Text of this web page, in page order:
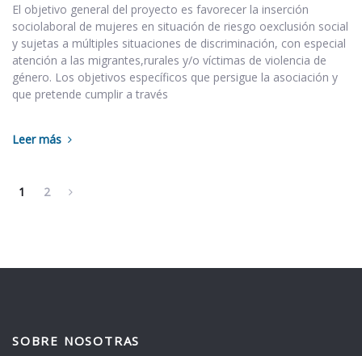
El objetivo general del proyecto es favorecer la inserción
sociolaboral de mujeres en situación de riesgo oexclusión social
y sujetas a múltiples situaciones de discriminación, con especial
atención a las migrantes,rurales y/o víctimas de violencia de
género. Los objetivos específicos que persigue la asociación y
que pretende cumplir a través
Leer más
1 2
SOBRE NOSOTRAS